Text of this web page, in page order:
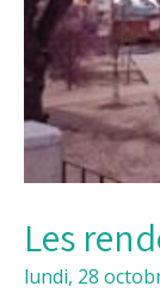
Les
lundi, 28